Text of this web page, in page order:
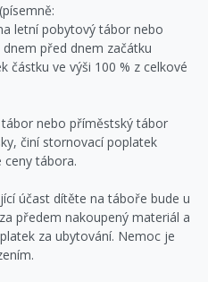
letní pobytový tábor nebo
před dnem začátku
částku ve výši 100 % z celkové
nebo příměstský tábor
činí stornovací poplatek
ceny tábora.
účast dítěte na táboře bude u
předem nakoupený materiál a
za ubytování. Nemoc je